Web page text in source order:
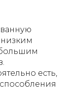
низким
есть,